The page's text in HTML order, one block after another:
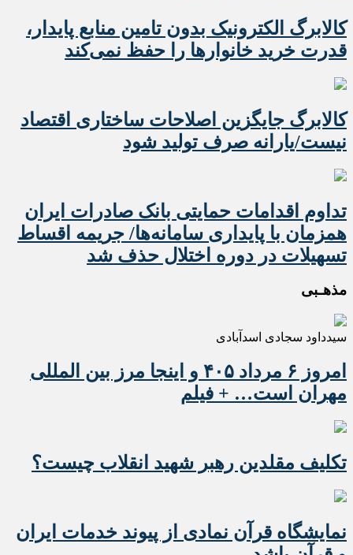
کالابرگ الکترونیک بدون تامین منابع پایدار،
قدرت خرید خانوارها را حفظ نمی‌کند
کالابرگ جایگزین اصلاحات ساختاری اقتصاد
نیست/یارانه صرف تولید شود
تداوم اقدامات حمایتی بانک صادرات ایران
همزمان با پایداری سامانه‌ها/ جریمه اقساط
تسهیلات در دوره اختلال حذف شد
مذهـبی
سیدداود سجادی اسدآبادی
امروز ۶ مرداد ۴۰۵ و اینجا مرز بین المللی
مهران است… + فیلم
تکلیف مقلدین رهبر شهید انقلاب چیست؟
نمایشگاه قرآن نمادی از پیوند خدمات ایران